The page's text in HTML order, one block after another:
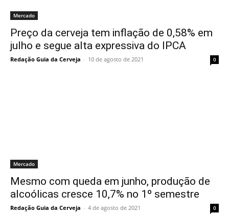
Mercado
Preço da cerveja tem inflação de 0,58% em
julho e segue alta expressiva do IPCA
Redação Guia da Cerveja - 10 de agosto de 2021 0
Mercado
Mesmo com queda em junho, produção de
alcoólicas cresce 10,7% no 1º semestre
Redação Guia da Cerveja - 4 de agosto de 2021 0